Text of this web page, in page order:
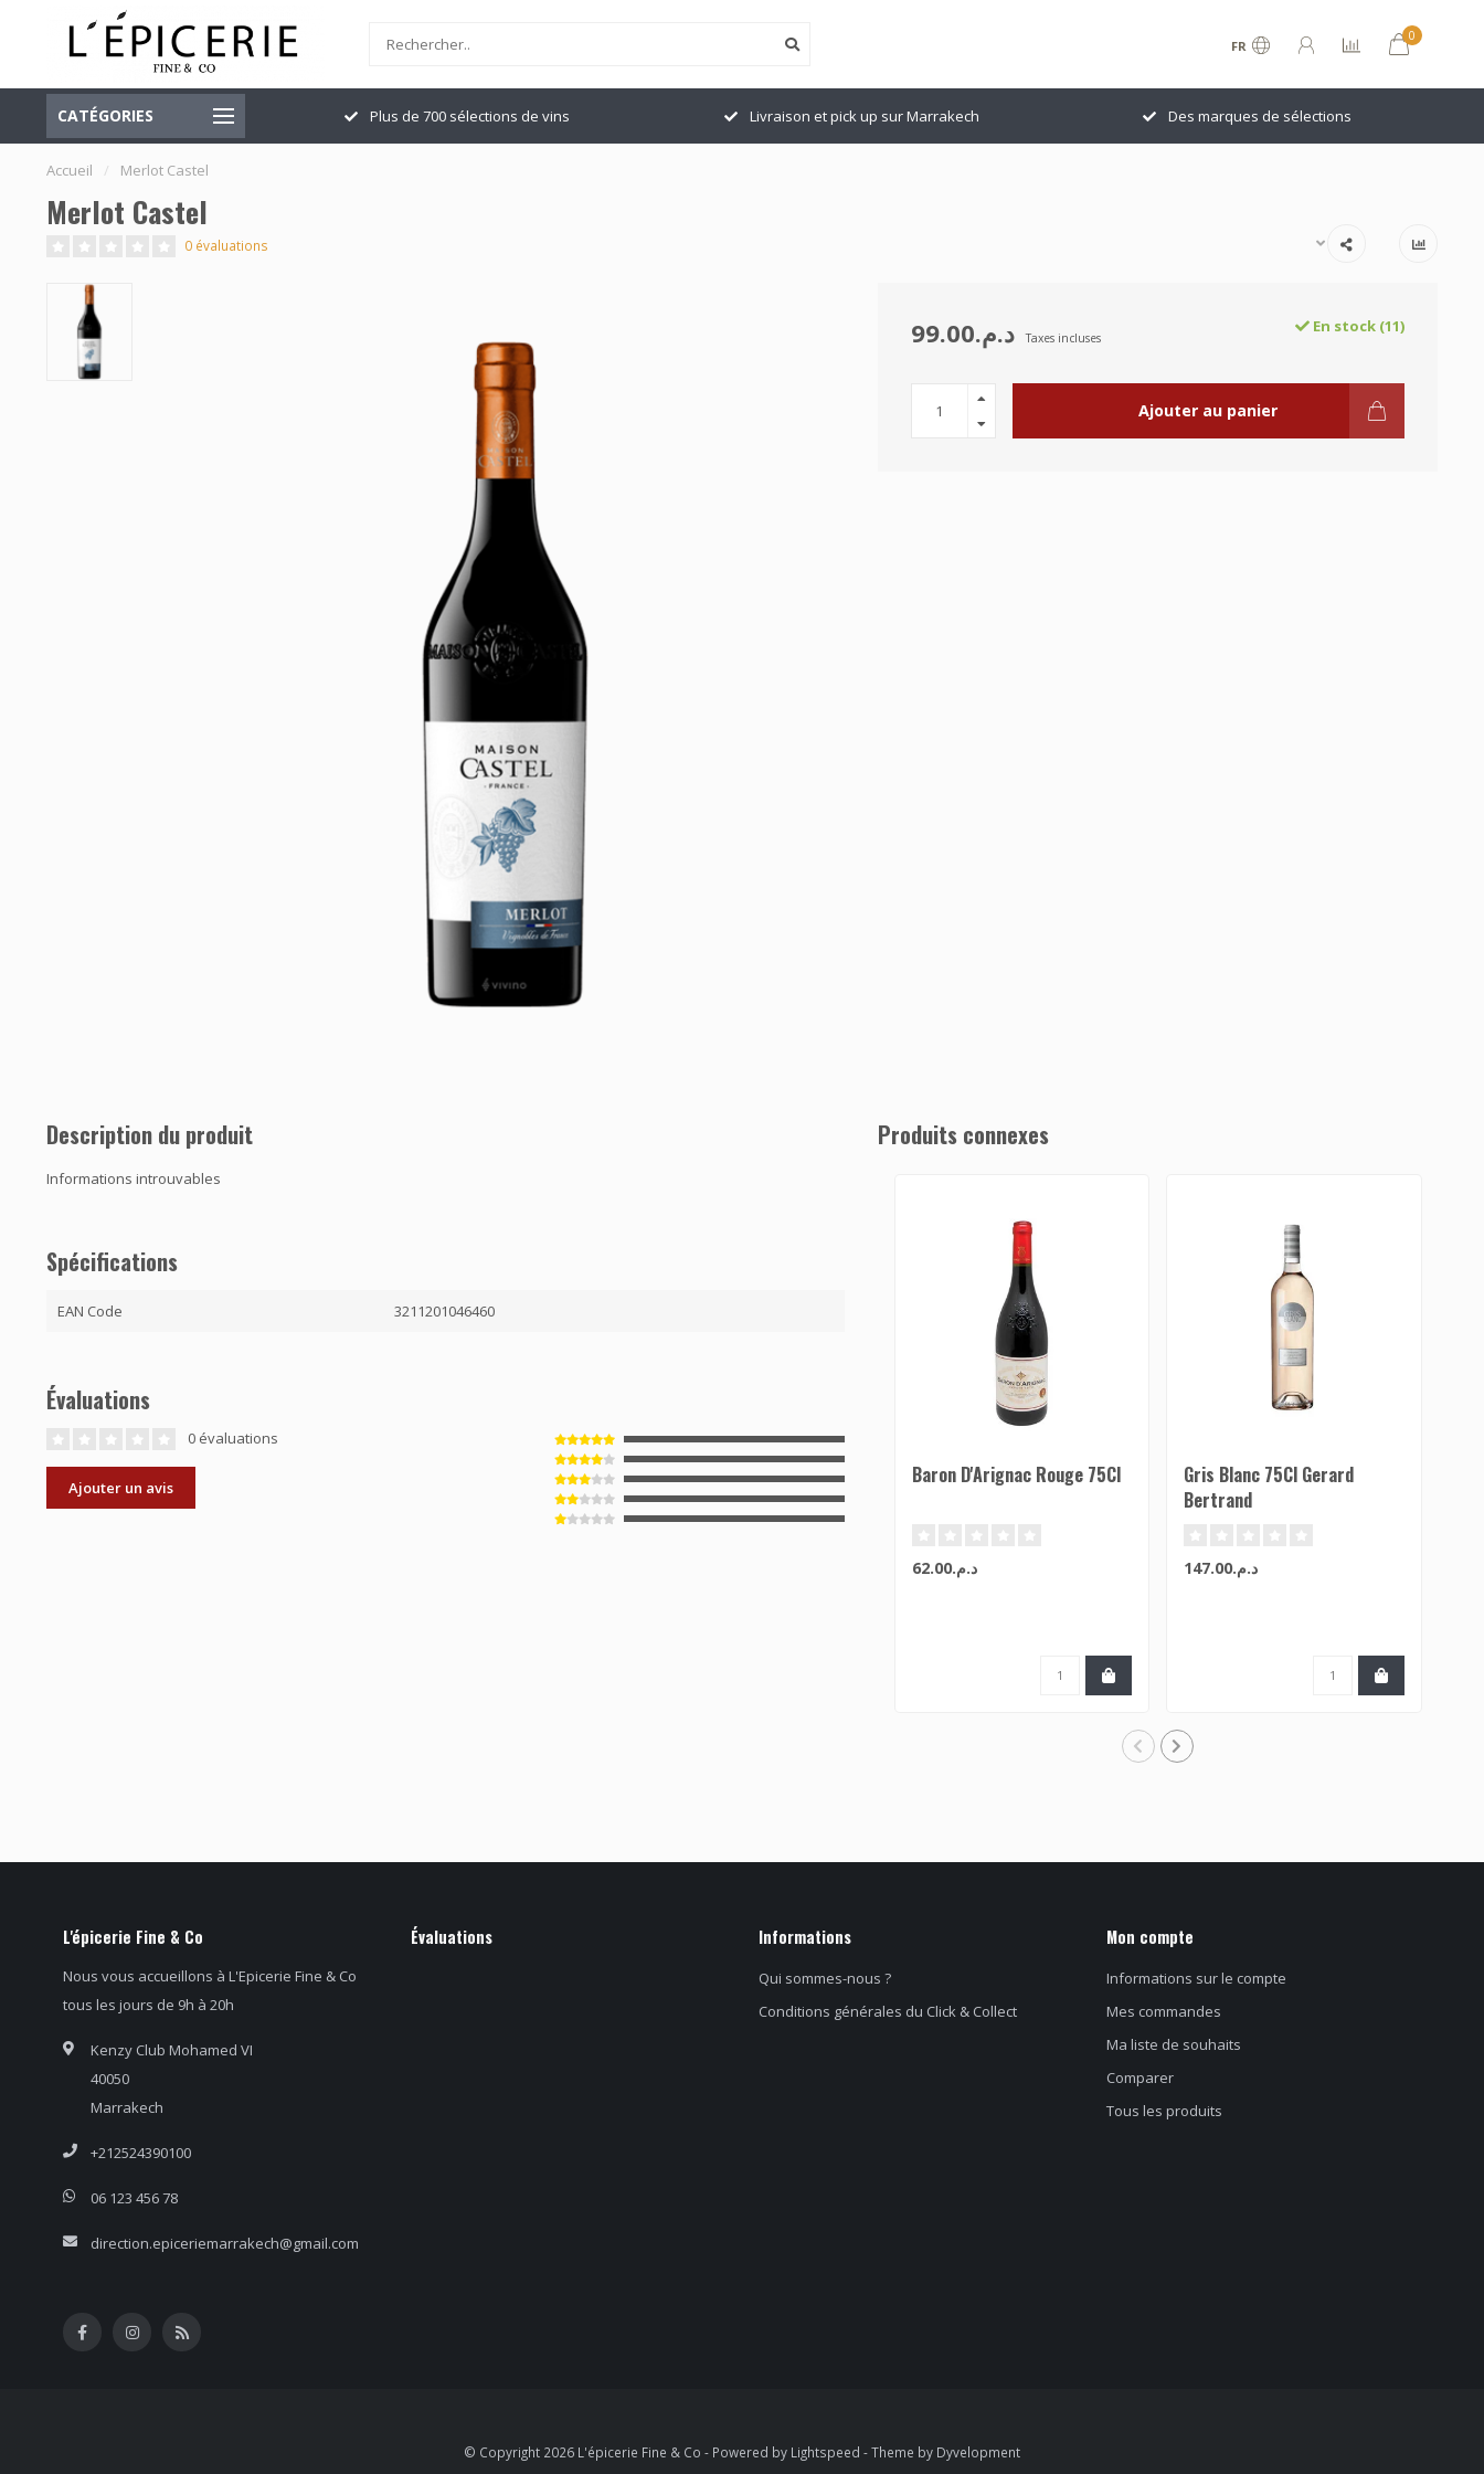
FR
0
CATÉGORIES
Officiellement ouvert Plus de 700 sélections de vins Livraison et pick up sur Marrakech Des marques de sélections
Accueil / Merlot Castel
Merlot Castel
0 évaluations
د.م.99.00 Taxes incluses
En stock (11)
Ajouter au panier
Description du produit
Informations introuvables
Spécifications
EAN Code 3211201046460
Évaluations
0 évaluations
Ajouter un avis
Produits connexes
Baron D'Arignac Rouge 75Cl
د.م.62.00
Gris Blanc 75Cl Gerard
Bertrand
د.م.147.00
L'épicerie Fine & Co
Nous vous accueillons à L'Epicerie Fine & Co
tous les jours de 9h à 20h
Kenzy Club Mohamed VI
40050
Marrakech
+212524390100
06 123 456 78
direction.epiceriemarrakech@gmail.com
Évaluations Informations
Qui sommes-nous ?
Conditions générales du Click & Collect
Mon compte
Informations sur le compte
Mes commandes
Ma liste de souhaits
Comparer
Tous les produits
© Copyright 2026 L'épicerie Fine & Co - Powered by Lightspeed - Theme by Dyvelopment